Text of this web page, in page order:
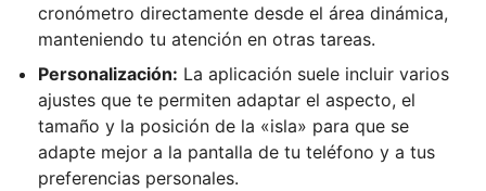
cronómetro directamente desde el área dinámica,
manteniendo tu atención en otras tareas.
Personalización: La aplicación suele incluir varios
ajustes que te permiten adaptar el aspecto, el
tamaño y la posición de la «isla» para que se
adapte mejor a la pantalla de tu teléfono y a tus
preferencias personales.